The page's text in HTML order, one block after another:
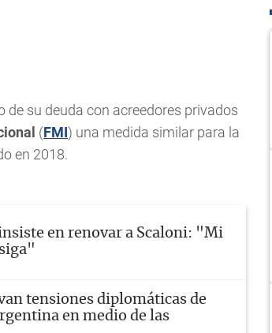
de su deuda con acreedores privados
(FMI) una medida similar para la
en 2018.
en renovar a Scaloni: "Mi
tensiones diplomáticas de
en medio de las